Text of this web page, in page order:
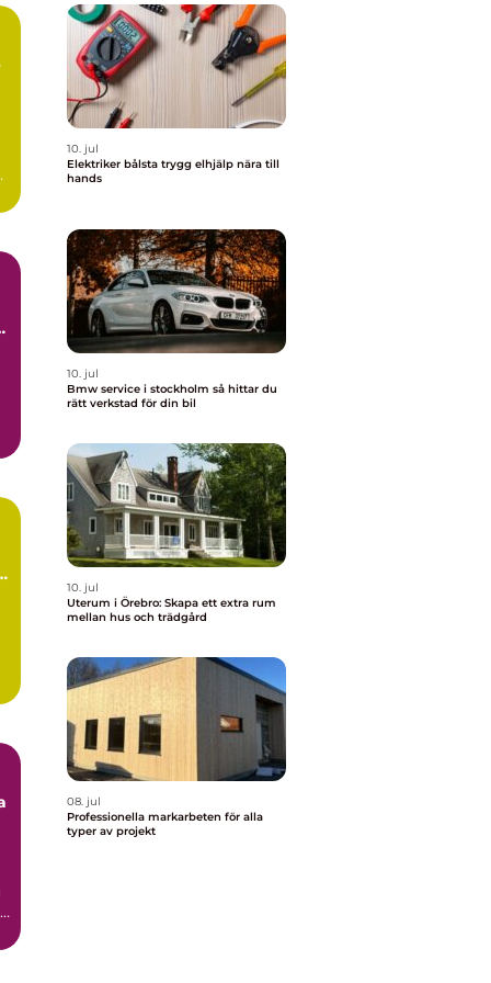
10. jul
Elektriker bålsta trygg elhjälp nära till
hands
10. jul
Bmw service i stockholm så hittar du
rätt verkstad för din bil
10. jul
Uterum i Örebro: Skapa ett extra rum
mellan hus och trädgård
08. jul
Professionella markarbeten för alla
typer av projekt